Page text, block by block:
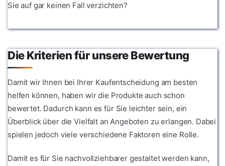
Sie auf gar keinen Fall verzichten?
Die Kriterien für unsere Bewertung
Damit wir Ihnen bei Ihrer Kaufentscheidung am besten
helfen können, haben wir die Produkte auch schon
bewertet. Dadurch kann es für Sie leichter sein, ein
Überblick über die Vielfalt an Angeboten zu erlangen. Dabei
spielen jedoch viele verschiedene Faktoren eine Rolle.
Damit es für Sie nachvollziehbarer gestaltet werden kann,